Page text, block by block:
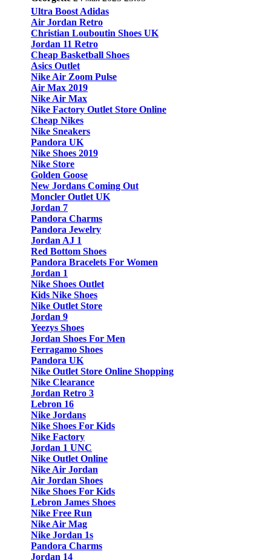
Ultra Boost Adidas
Air Jordan Retro
Christian Louboutin Shoes UK
Jordan 11 Retro
Cheap Basketball Shoes
Asics Outlet
Nike Air Zoom Pulse
Air Max 2019
Nike Air Max
Nike Factory Outlet Store Online
Cheap Nikes
Nike Sneakers
Pandora UK
Nike Shoes 2019
Nike Store
Golden Goose
New Jordans Coming Out
Moncler Outlet UK
Jordan 7
Pandora Charms
Pandora Jewelry
Jordan AJ 1
Red Bottom Shoes
Pandora Bracelets For Women
Jordan 1
Nike Shoes Outlet
Kids Nike Shoes
Nike Outlet Store
Jordan 9
Yeezys Shoes
Jordan Shoes For Men
Ferragamo Shoes
Pandora UK
Nike Outlet Store Online Shopping
Nike Clearance
Jordan Retro 3
Lebron 16
Nike Jordans
Nike Shoes For Kids
Nike Factory
Jordan 1 UNC
Nike Outlet Online
Nike Air Jordan
Air Jordan Shoes
Nike Shoes For Kids
Lebron James Shoes
Nike Free Run
Nike Air Mag
Nike Jordan 1s
Pandora Charms
Jordan 14